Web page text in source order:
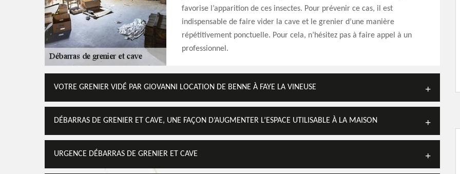
favorise l’apparition de ces insectes. Pour prévenir ce cas, il est
indispensable de faire vider la cave et le grenier d’une manière
répétitivement ponctuelle. Pour cela, n’hésitez pas à faire appel à un
professionnel.
VOTRE GRENIER VIDÉ PAR GIOVANNI LOCATION DE BENNE À FAYE LA VINEUSE
DÉBARRAS DE GRENIER ET CAVE, UNE FAÇON D’AUGMENTER L’ESPACE UTILISABLE À LA MAISON
URGENCE DÉBARRAS DE GRENIER ET CAVE